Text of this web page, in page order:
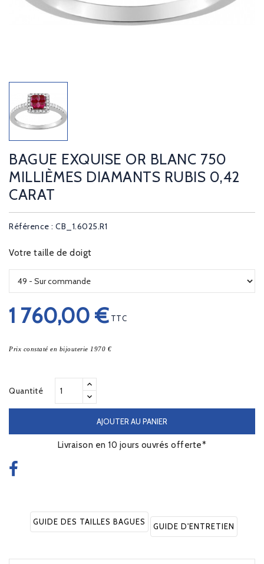
BAGUE EXQUISE OR BLANC 750
MILLIÈMES DIAMANTS RUBIS 0,42
CARAT
Référence : CB_1.6025.R1
Votre taille de doigt
1 760,00 € TTC
Prix constaté en bijouterie 1970 €
Quantité
AJOUTER AU PANIER
Livraison en 10 jours ouvrés offerte*
GUIDE DES TAILLES BAGUES GUIDE D'ENTRETIEN